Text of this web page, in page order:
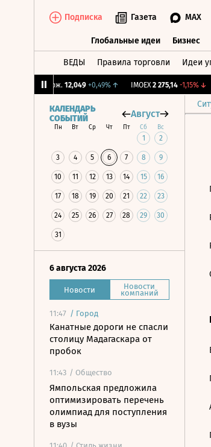
Подписка Газета MAX
Глобальные идеи Бизнес
ВЕДЫ Правила торговли Идеи
CNY Бирж. 12,049 +0,49%↑ IMOEX 2 275,14 -1,15%↓
КАЛЕНДАРЬ
СОБЫТИЙ
Август
Пн Вт Ср Чт Пт Сб Вс
1 2
3 4 5 6 7 8 9
10 11 12 13 14 15 16
17 18 19 20 21 22 23
24 25 26 27 28 29 30
31
6 августа 2026
Новости Новости
компаний
11:47 / Город
Канатные дороги не спасли
столицу Мадагаскара от
пробок
11:43 / Общество
Ямпольская предложила
оптимизировать перечень
олимпиад для поступления
в вузы